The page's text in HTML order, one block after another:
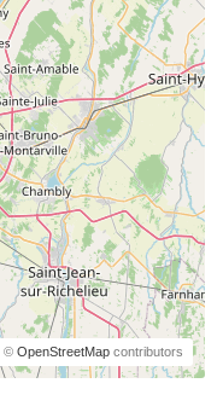
| © OpenStreetMap contributors